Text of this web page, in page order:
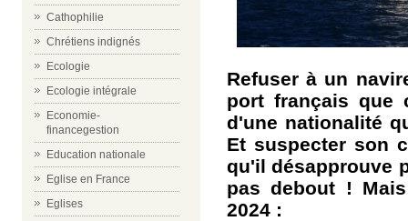
Cathophilie
Chrétiens indignés
Ecologie
Ecologie intégrale
Economie-
financegestion
Education nationale
Eglise en France
Eglises
Refuser à un
port français que
d'une nationalité
Et suspecter son
qu'il désapprouve
pas debout !
2024 :